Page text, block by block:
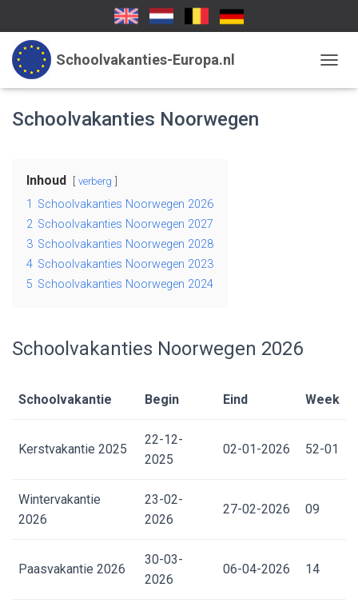
Schoolvakanties-Europa.nl
Schoolvakanties Noorwegen
Inhoud verberg
1
Schoolvakanties Noorwegen 2026
2 Schoolvakanties Noorwegen 2027
3 Schoolvakanties Noorwegen 2028
4 Schoolvakanties Noorwegen 2023
5 Schoolvakanties Noorwegen 2024
Schoolvakanties Noorwegen 2026
Schoolvakantie Begin Eind Week
Kerstvakantie 2025
22-12-
2025
02-01-2026 52-01
Wintervakantie
2026
23-02-
2026
27-02-2026 09
Paasvakantie 2026
30-03-
2026
06-04-2026 14